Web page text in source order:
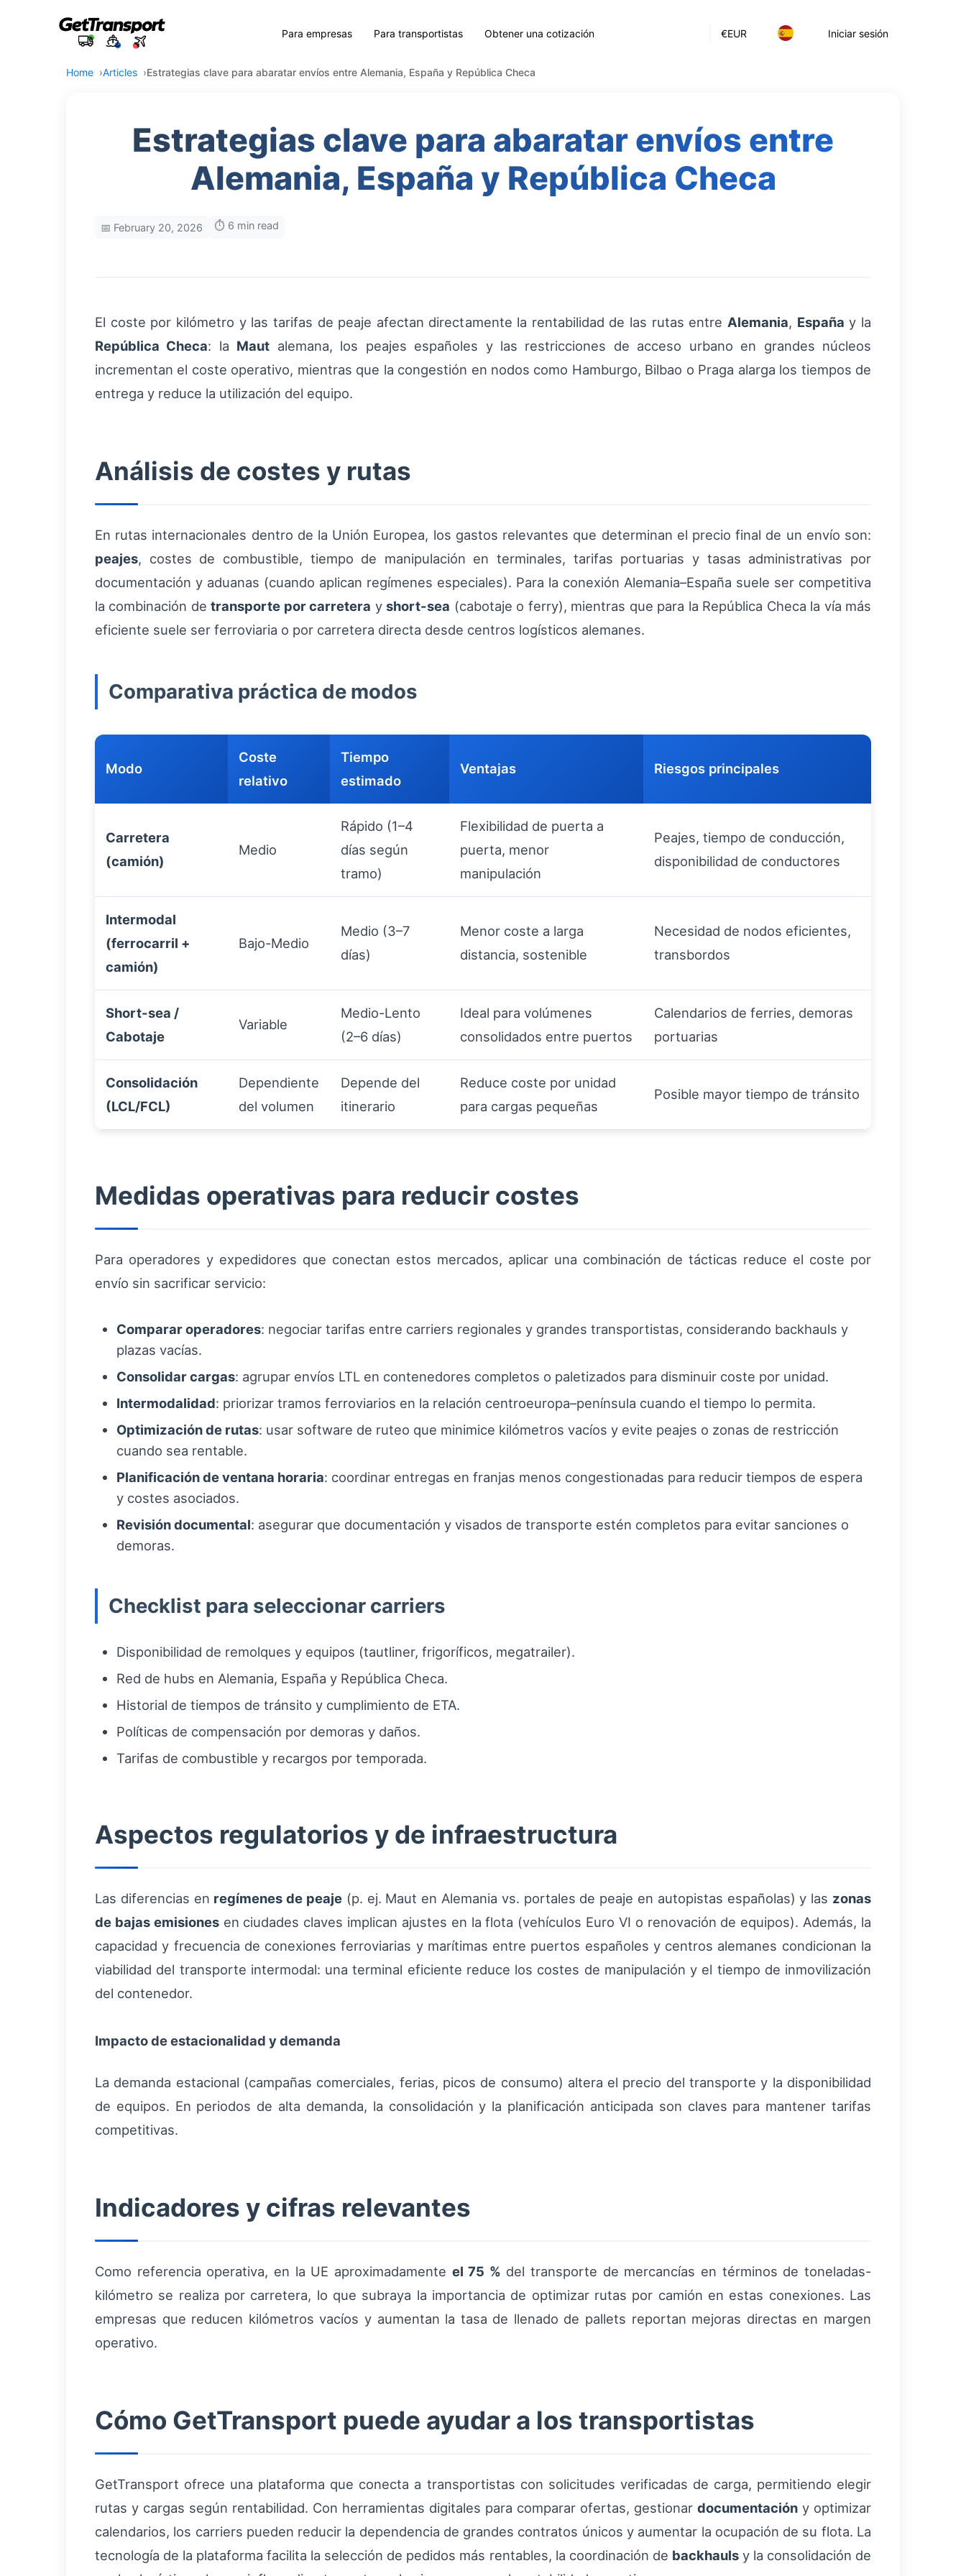
€EUR Iniciar sesión
Para empresas Para transportistas Obtener una cotización
Home Articles Estrategias clave para abaratar envíos entre Alemania, España y República Checa
Estrategias clave para abaratar envíos entre
Alemania, España y República Checa
📅 February 20, 2026 ⏱️ 6 min read
El coste por kilómetro y las tarifas de peaje afectan directamente la rentabilidad de las rutas entre Alemania, España y la
República Checa: la Maut alemana, los peajes españoles y las restricciones de acceso urbano en grandes núcleos
incrementan el coste operativo, mientras que la congestión en nodos como Hamburgo, Bilbao o Praga alarga los tiempos de
entrega y reduce la utilización del equipo.
Análisis de costes y rutas
En rutas internacionales dentro de la Unión Europea, los gastos relevantes que determinan el precio final de un envío son:
peajes, costes de combustible, tiempo de manipulación en terminales, tarifas portuarias y tasas administrativas por
documentación y aduanas (cuando aplican regímenes especiales). Para la conexión Alemania–España suele ser competitiva
la combinación detransporte por carretera yshort-sea (cabotaje o ferry), mientras que para la República Checa la vía más
eficiente suele ser ferroviaria o por carretera directa desde centros logísticos alemanes.
Comparativa práctica de modos
Modo
Coste
relativo
Tiempo
estimado
Ventajas Riesgos principales
Carretera
(camión)
Medio
Rápido (1–4
días según
tramo)
Flexibilidad de puerta a
puerta, menor
manipulación
Peajes, tiempo de conducción,
disponibilidad de conductores
Intermodal
(ferrocarril +
camión)
Bajo-Medio
Medio (3–7
días)
Menor coste a larga
distancia, sostenible
Necesidad de nodos eficientes,
transbordos
Short-sea /
Cabotaje
Variable
Medio-Lento
(2–6 días)
Ideal para volúmenes
consolidados entre puertos
Calendarios de ferries, demoras
portuarias
Consolidación
(LCL/FCL)
Dependiente
del volumen
Depende del
itinerario
Reduce coste por unidad
para cargas pequeñas
Posible mayor tiempo de tránsito
Medidas operativas para reducir costes
Para operadores y expedidores que conectan estos mercados, aplicar una combinación de tácticas reduce el coste por
envío sin sacrificar servicio:
Comparar operadores: negociar tarifas entre carriers regionales y grandes transportistas, considerando backhauls y
plazas vacías.
Consolidar cargas: agrupar envíos LTL en contenedores completos o paletizados para disminuir coste por unidad.
Intermodalidad: priorizar tramos ferroviarios en la relación centroeuropa–península cuando el tiempo lo permita.
Optimización de rutas: usar software de ruteo que minimice kilómetros vacíos y evite peajes o zonas de restricción
cuando sea rentable.
Planificación de ventana horaria: coordinar entregas en franjas menos congestionadas para reducir tiempos de espera
y costes asociados.
Revisión documental: asegurar que documentación y visados de transporte estén completos para evitar sanciones o
demoras.
Checklist para seleccionar carriers
Disponibilidad de remolques y equipos (tautliner, frigoríficos, megatrailer).
Red de hubs en Alemania, España y República Checa.
Historial de tiempos de tránsito y cumplimiento de ETA.
Políticas de compensación por demoras y daños.
Tarifas de combustible y recargos por temporada.
Aspectos regulatorios y de infraestructura
Las diferencias en regímenes de peaje (p. ej. Maut en Alemania vs. portales de peaje en autopistas españolas) y las zonas
de bajas emisionesen ciudades claves implican ajustes en la flota (vehículos Euro VI o renovación de equipos). Además, la
capacidad y frecuencia de conexiones ferroviarias y marítimas entre puertos españoles y centros alemanes condicionan la
viabilidad del transporte intermodal: una terminal eficiente reduce los costes de manipulación y el tiempo de inmovilización
del contenedor.
Impacto de estacionalidad y demanda
La demanda estacional (campañas comerciales, ferias, picos de consumo) altera el precio del transporte y la disponibilidad
de equipos. En periodos de alta demanda, la consolidación y la planificación anticipada son claves para mantener tarifas
competitivas.
Indicadores y cifras relevantes
Como referencia operativa, en la UE aproximadamente el 75 % del transporte de mercancías en términos de toneladas-
kilómetro se realiza por carretera, lo que subraya la importancia de optimizar rutas por camión en estas conexiones. Las
empresas que reducen kilómetros vacíos y aumentan la tasa de llenado de pallets reportan mejoras directas en margen
operativo.
Cómo GetTransport puede ayudar a los transportistas
GetTransport ofrece una plataforma que conecta a transportistas con solicitudes verificadas de carga, permitiendo elegir
rutas y cargas según rentabilidad. Con herramientas digitales para comparar ofertas, gestionar documentación y optimizar
calendarios, los carriers pueden reducir la dependencia de grandes contratos únicos y aumentar la ocupación de su flota. La
tecnología de la plataforma facilita la selección de pedidos más rentables, la coordinación de backhaulsy la consolidación de